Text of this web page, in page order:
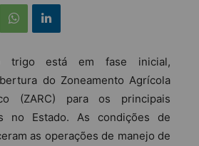
trigo está em fase inicial,
do Zoneamento Agrícola
(ZARC) para os principais
no Estado. As condições de
as operações de manejo de